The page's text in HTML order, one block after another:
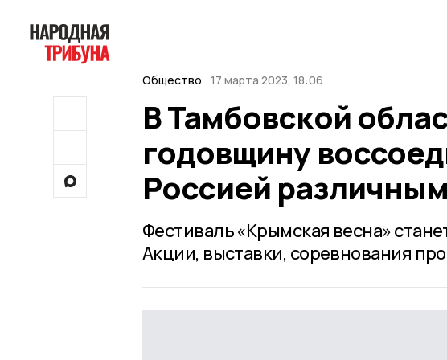
Общество 17 марта 2023, 18:06
В Тамбовской
годовщину
Россией
Фестиваль «Крымская весна»
Акции, выставки, соревнования